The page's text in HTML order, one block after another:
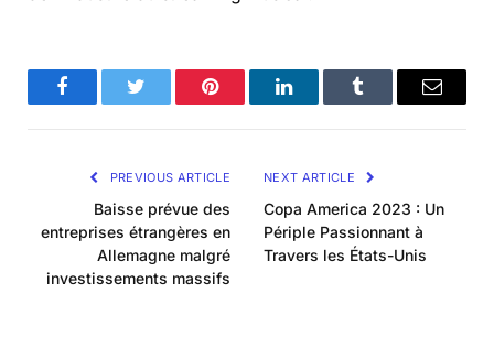
FacebookTwitter Pinterest LinkedInTumblr Email
PREVIOUS ARTICLE
Baisse prévue des
entreprises étrangères en
Allemagne malgré
investissements massifs
NEXT ARTICLE
Copa America 2023 : Un
Périple Passionnant à
Travers les États-Unis